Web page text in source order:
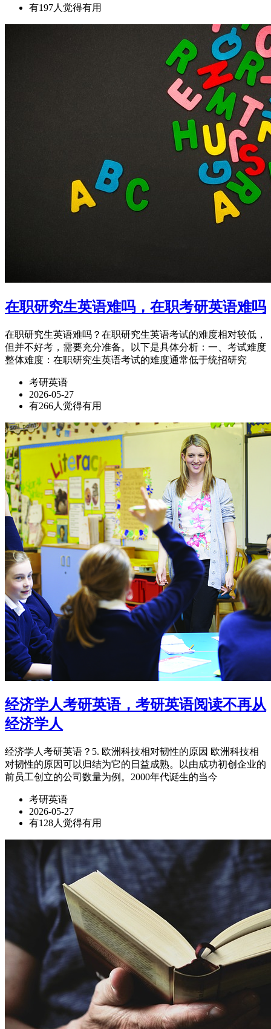
有197人觉得有用
在职研究生英语难吗，在职考研英语难吗
在职研究生英语难吗？在职研究生英语考试的难度相对较低，
但并不好考，需要充分准备。以下是具体分析：一、考试难度
整体难度：在职研究生英语考试的难度通常低于统招研究
考研英语
2026-05-27
有266人觉得有用
经济学人考研英语，考研英语阅读不再从
经济学人
经济学人考研英语？5. 欧洲科技相对韧性的原因 欧洲科技相
对韧性的原因可以归结为它的日益成熟。以由成功初创企业的
前员工创立的公司数量为例。2000年代诞生的当今
考研英语
2026-05-27
有128人觉得有用